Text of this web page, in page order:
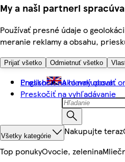
My a naši partneri
Používať presné údaje o
meranie reklamy a obsahu,
Prijať všetko Odmietnuť všetko
Preskočiť na hlavný obsah
Preskočiť na vyhľadávanie
English Ako nakupovať
Všetky kategórie Nakupujte teraz
Top ponukyOvocie, zelenina